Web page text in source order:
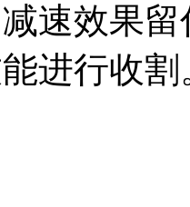
速效果
进行收割